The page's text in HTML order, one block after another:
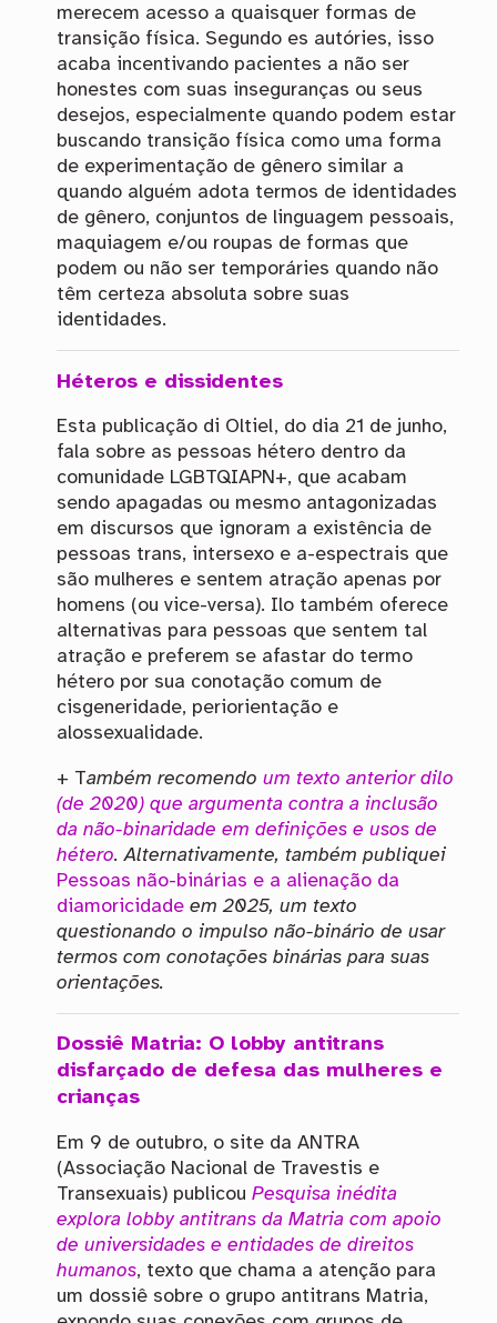
merecem acesso a quaisquer formas de
transição física. Segundo es autóries, isso
acaba incentivando pacientes a não ser
honestes com suas inseguranças ou seus
desejos, especialmente quando podem estar
buscando transição física como uma forma
de experimentação de gênero similar a
quando alguém adota termos de identidades
de gênero, conjuntos de linguagem pessoais,
maquiagem e/ou roupas de formas que
podem ou não ser temporáries quando não
têm certeza absoluta sobre suas
identidades.
Héteros e dissidentes
Esta publicação di Oltiel, do dia 21 de junho,
fala sobre as pessoas hétero dentro da
comunidade LGBTQIAPN+, que acabam
sendo apagadas ou mesmo antagonizadas
em discursos que ignoram a existência de
pessoas trans, intersexo e a-espectrais que
são mulheres e sentem atração apenas por
homens (ou vice-versa). Ilo também oferece
alternativas para pessoas que sentem tal
atração e preferem se afastar do termo
hétero por sua conotação comum de
cisgeneridade, periorientação e
alossexualidade.
+ Também recomendo um texto anterior dilo
(de 2020)que argumenta contra a inclusão
da não-binaridade em definições e usos de
hétero. Alternativamente, também publiquei
Pessoas não-binárias e a alienação da
diamoricidadeem 2025, um texto
questionando o impulso não-binário de usar
termos com conotações binárias para suas
orientações.
Dossiê Matria: O lobby antitrans
disfarçado de defesa das mulheres e
crianças
Em 9 de outubro, o site da ANTRA
(Associação Nacional de Travestis e
Transexuais) publicou Pesquisa inédita
explora lobby antitrans da Matria com apoio
de universidades e entidades de direitos
humanos, texto que chama a atenção para
um dossiê sobre o grupo antitrans Matria,